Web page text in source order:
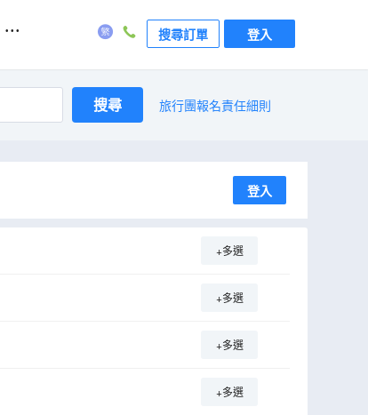
... 搜尋訂單 登入
搜尋 旅行團報名責任細則
登入
+多選
+多選
+多選
+多選